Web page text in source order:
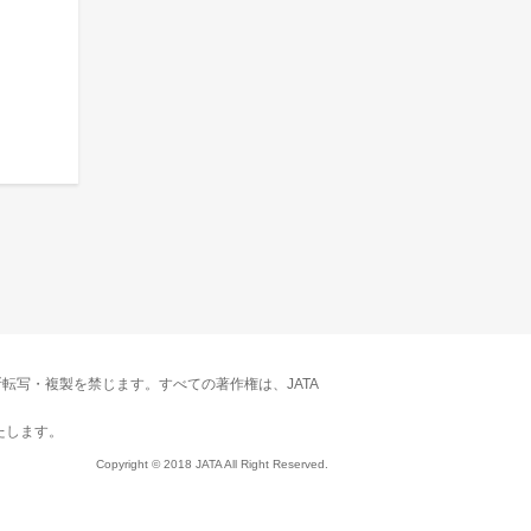
写・複製を禁じます。すべての著作権は、JATA
ます。
Copyright © 2018 JATA All Right Reserved.